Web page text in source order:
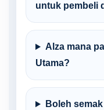
untuk pembeli
Alza mana
Utama?
Boleh